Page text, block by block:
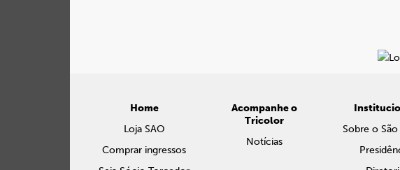
Home
Loja SAO
Comprar ingressos
Acompanhe o
Tricolor
Notícias
Sobre o